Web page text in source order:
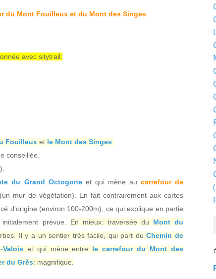
du Mont Fouilleux et du Mont des Singes
avec sitytrail:
Fouilleux et le Mont des Singes
conseillée.
du Grand Octogoneet qui mène au carrefour de
mur de végétation). En fait contrairement aux cartes
d'origine (environ 100-200m), ce qui explique en partie
prévue. En mieux: traversée du Mont du
Il y a un sentier très facile, qui part duChemin de
Valois et qui mène entre le carrefour du Mont des
du Grès: magnifique.